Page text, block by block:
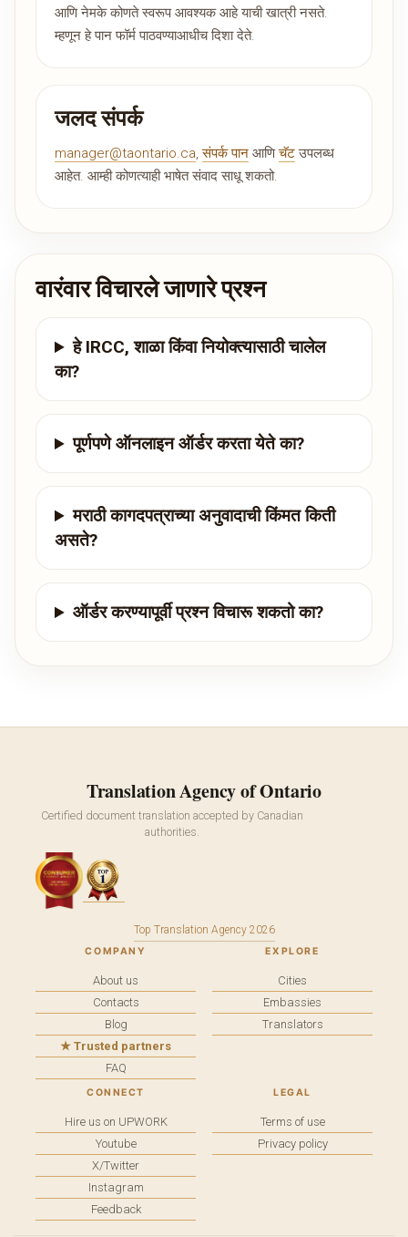
आणि नेमके कोणते स्वरूप आवश्यक आहे याची खात्री नसते.
म्हणून हे पान फॉर्म पाठवण्याआधीच दिशा देते.
जलद संपर्क
manager@taontario.ca,संपर्क पान आणिचॅटउपलब्ध
आहेत. आम्ही कोणत्याही भाषेत संवाद साधू शकतो.
वारंवार विचारले जाणारे प्रश्न
हे IRCC, शाळा किंवा नियोक्त्यासाठी चालेल
का?
पूर्णपणे ऑनलाइन ऑर्डर करता येते का?
मराठी कागदपत्राच्या अनुवादाची किंमत किती
असते?
ऑर्डर करण्यापूर्वी प्रश्न विचारू शकतो का?
Translation Agency of Ontario
Certified document translation accepted by Canadian
authorities.
Top Translation Agency 2026
COMPANY
About us
Contacts
Blog
★ Trusted partners
FAQ
EXPLORE
Cities
Embassies
Translators
CONNECT
Hire us on UPWORK
Youtube
X/Twitter
Instagram
Feedback
LEGAL
Terms of use
Privacy policy